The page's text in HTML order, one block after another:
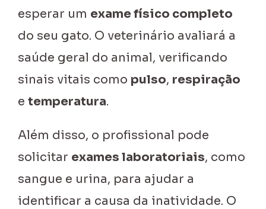
esperar um exame físico completo
do seu gato. O veterinário avaliará a
saúde geral do animal, verificando
sinais vitais como pulso, respiração
e temperatura.
Além disso, o profissional pode
solicitar exames laboratoriais, como
sangue e urina, para ajudar a
identificar a causa da inatividade. O